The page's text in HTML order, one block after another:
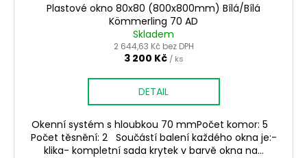
Plastové okno 80x80 (800x800mm) Bílá/Bílá
Kömmerling 70 AD
Skladem
2 644,63 Kč bez DPH
3 200 Kč / ks
DETAIL
Okenní systém s hloubkou 70 mmPočet komor: 5
Počet těsnění: 2 Součástí balení každého okna je:-
klika- kompletní sada krytek v barvě okna na...